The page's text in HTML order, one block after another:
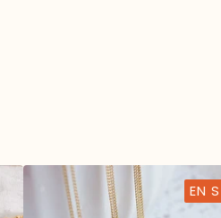
EN